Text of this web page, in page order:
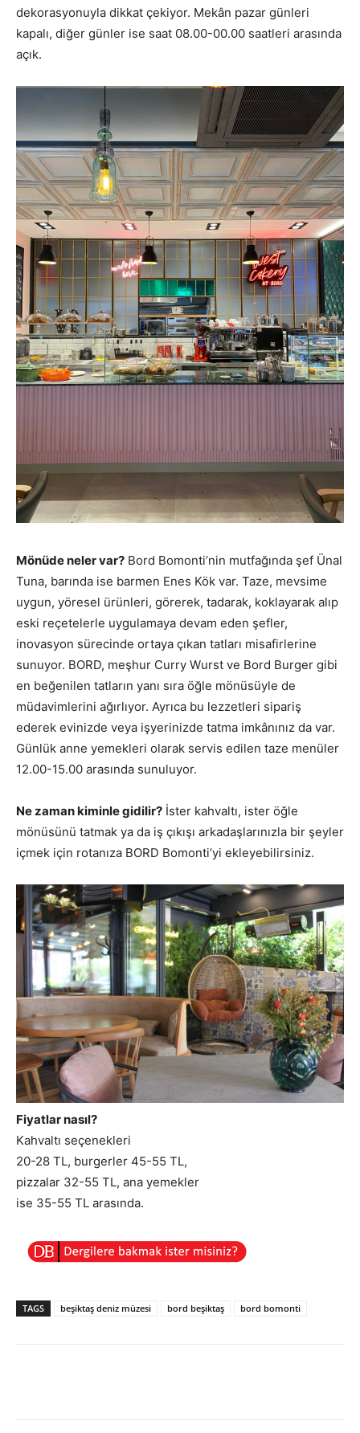
dekorasyonuyla dikkat çekiyor. Mekân pazar günleri
kapalı, diğer günler ise saat 08.00-00.00 saatleri arasında
açık.
Mönüde neler var? Bord Bomonti’nin mutfağında şef Ünal
Tuna, barında ise barmen Enes Kök var. Taze, mevsime
uygun, yöresel ürünleri, görerek, tadarak, koklayarak alıp
eski reçetelerle uygulamaya devam eden şefler,
inovasyon sürecinde ortaya çıkan tatları misafirlerine
sunuyor. BORD, meşhur Curry Wurst ve Bord Burger gibi
en beğenilen tatların yanı sıra öğle mönüsüyle de
müdavimlerini ağırlıyor. Ayrıca bu lezzetleri sipariş
ederek evinizde veya işyerinizde tatma imkânınız da var.
Günlük anne yemekleri olarak servis edilen taze menüler
12.00-15.00 arasında sunuluyor.
Ne zaman kiminle gidilir? İster kahvaltı, ister öğle
mönüsünü tatmak ya da iş çıkışı arkadaşlarınızla bir şeyler
içmek için rotanıza BORD Bomonti’yi ekleyebilirsiniz.
Fiyatlar nasıl?
Kahvaltı seçenekleri
20-28 TL, burgerler 45-55 TL,
pizzalar 32-55 TL, ana yemekler
ise 35-55 TL arasında.
TAGS beşiktaş deniz müzesi bord beşiktaş bord bomonti